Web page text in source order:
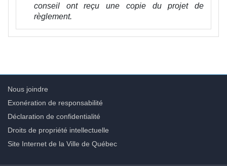
conseil ont reçu une copie du projet de
règlement.
Nous joindre
Exonération de responsabilité
Déclaration de confidentialité
Droits de propriété intellectuelle
Site Internet de la Ville de Québec